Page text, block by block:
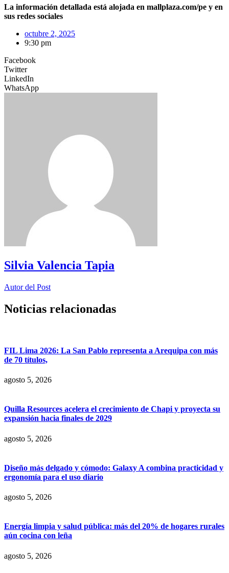
La información detallada está alojada en mallplaza.com/pe y en
sus redes sociales
octubre 2, 2025
9:30 pm
Facebook
Twitter
LinkedIn
WhatsApp
Silvia Valencia Tapia
Autor del Post
Noticias relacionadas
FIL Lima 2026: La San Pablo representa a Arequipa con más
de 70 títulos,
agosto 5, 2026
Quilla Resources acelera el crecimiento de Chapi y proyecta su
expansión hacia finales de 2029
agosto 5, 2026
Diseño más delgado y cómodo: Galaxy A combina practicidad y
ergonomía para el uso diario
agosto 5, 2026
Energía limpia y salud pública: más del 20% de hogares rurales
aún cocina con leña
agosto 5, 2026